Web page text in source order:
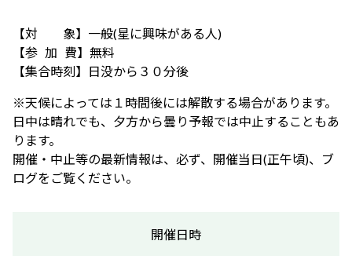
【対 象】一般(星に興味がある人)
【参 加 費】無料
【集合時刻】日没から３０分後
※天候によっては１時間後には解散する場合があります。
日中は晴れでも、夕方から曇り予報では中止することもあ
ります。
開催・中止等の最新情報は、必ず、開催当日(正午頃)、ブ
ログをご覧ください。
開催日時